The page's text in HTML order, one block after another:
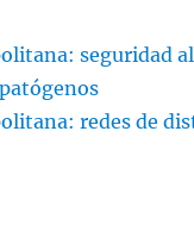
seguridad
redes de